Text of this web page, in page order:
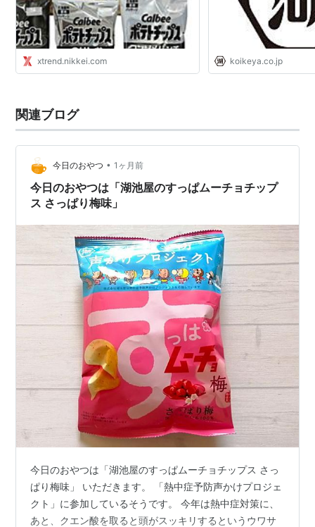
xtrend.nikkei.com koikeya.co.jp
関連ブログ
今日のおやつ • 1ヶ月前
今日のおやつは「湖池屋のすっぱムーチョチップ
ス さっぱり梅味」
今日のおやつは「湖池屋のすっぱムーチョチップス さっ
ぱり梅味」 いただきます。 「熱中症予防声かけプロジェ
クト」に参加しているそうです。 今年は熱中症対策に、
あと、クエン酸を取ると頭がスッキリするというウワサ